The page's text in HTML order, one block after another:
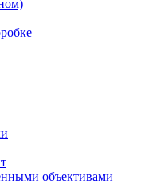
объективами